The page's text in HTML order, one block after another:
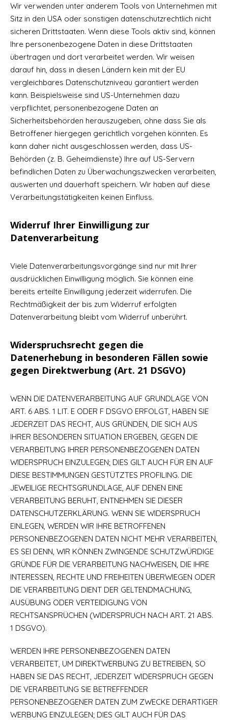
Wir verwenden unter anderem Tools von Unternehmen mit
Sitz in den USA oder sonstigen datenschutzrechtlich nicht
sicheren Drittstaaten. Wenn diese Tools aktiv sind, können
Ihre personenbezogene Daten in diese Drittstaaten
übertragen und dort verarbeitet werden. Wir weisen
darauf hin, dass in diesen Ländern kein mit der EU
vergleichbares Datenschutzniveau garantiert werden
kann. Beispielsweise sind US-Unternehmen dazu
verpflichtet, personenbezogene Daten an
Sicherheitsbehörden herauszugeben, ohne dass Sie als
Betroffener hiergegen gerichtlich vorgehen könnten. Es
kann daher nicht ausgeschlossen werden, dass US-
Behörden (z. B. Geheimdienste) Ihre auf US-Servern
befindlichen Daten zu Überwachungszwecken verarbeiten,
auswerten und dauerhaft speichern. Wir haben auf diese
Verarbeitungstätigkeiten keinen Einfluss.
Widerruf Ihrer Einwilligung zur
Datenverarbeitung
Viele Datenverarbeitungsvorgänge sind nur mit Ihrer
ausdrücklichen Einwilligung möglich. Sie können eine
bereits erteilte Einwilligung jederzeit widerrufen. Die
Rechtmäßigkeit der bis zum Widerruf erfolgten
Datenverarbeitung bleibt vom Widerruf unberührt.
Widerspruchsrecht gegen die
Datenerhebung in besonderen Fällen sowie
gegen Direktwerbung (Art. 21 DSGVO)
WENN DIE DATENVERARBEITUNG AUF GRUNDLAGE VON
ART. 6 ABS. 1 LIT. E ODER F DSGVO ERFOLGT, HABEN SIE
JEDERZEIT DAS RECHT, AUS GRÜNDEN, DIE SICH AUS
IHRER BESONDEREN SITUATION ERGEBEN, GEGEN DIE
VERARBEITUNG IHRER PERSONENBEZOGENEN DATEN
WIDERSPRUCH EINZULEGEN; DIES GILT AUCH FÜR EIN AUF
DIESE BESTIMMUNGEN GESTÜTZTES PROFILING. DIE
JEWEILIGE RECHTSGRUNDLAGE, AUF DENEN EINE
VERARBEITUNG BERUHT, ENTNEHMEN SIE DIESER
DATENSCHUTZERKLÄRUNG. WENN SIE WIDERSPRUCH
EINLEGEN, WERDEN WIR IHRE BETROFFENEN
PERSONENBEZOGENEN DATEN NICHT MEHR VERARBEITEN,
ES SEI DENN, WIR KÖNNEN ZWINGENDE SCHUTZWÜRDIGE
GRÜNDE FÜR DIE VERARBEITUNG NACHWEISEN, DIE IHRE
INTERESSEN, RECHTE UND FREIHEITEN ÜBERWIEGEN ODER
DIE VERARBEITUNG DIENT DER GELTENDMACHUNG,
AUSÜBUNG ODER VERTEIDIGUNG VON
RECHTSANSPRÜCHEN (WIDERSPRUCH NACH ART. 21 ABS.
1 DSGVO).
WERDEN IHRE PERSONENBEZOGENEN DATEN
VERARBEITET, UM DIREKTWERBUNG ZU BETREIBEN, SO
HABEN SIE DAS RECHT, JEDERZEIT WIDERSPRUCH GEGEN
DIE VERARBEITUNG SIE BETREFFENDER
PERSONENBEZOGENER DATEN ZUM ZWECKE DERARTIGER
WERBUNG EINZULEGEN; DIES GILT AUCH FÜR DAS